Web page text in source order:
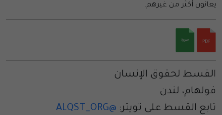
يعانون أكثر من غيرهم.
القسط لحقوق الإنسان
فولهام، لندن
تابع القسط على تويتر: @ALQST_ORG